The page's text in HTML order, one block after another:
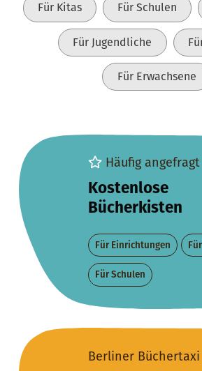
Für Kitas Für Schulen
Für Jugendliche
Für Erwachsene
Häufig angefragt
Kostenlose
Bücherkisten
Für Einrichtungen
Für Schulen
Berliner Büchertaxi